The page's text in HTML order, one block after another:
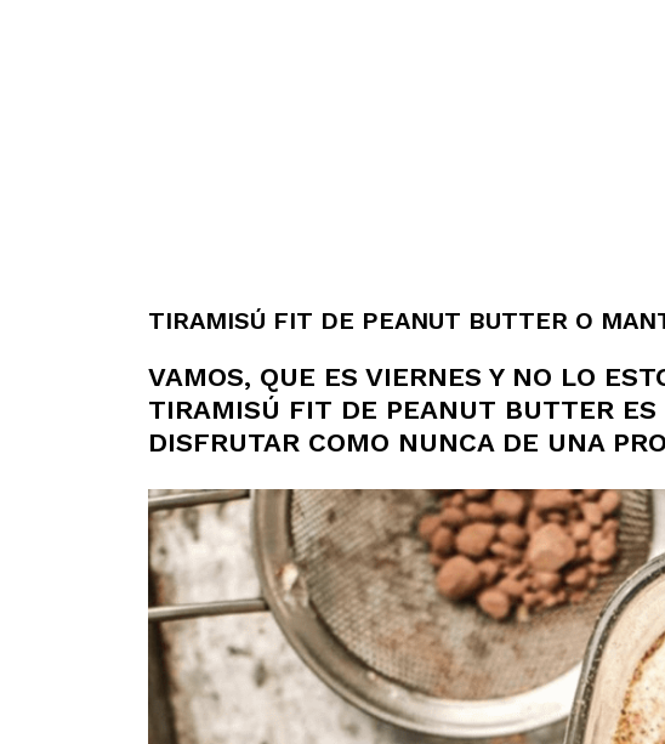
TIRAMISÚ FIT DE PEANUT BUTTER O
VAMOS, QUE ES VIERNES Y NO LO
TIRAMISÚ FIT DE PEANUT BUTTER ES
DISFRUTAR COMO NUNCA DE UNA